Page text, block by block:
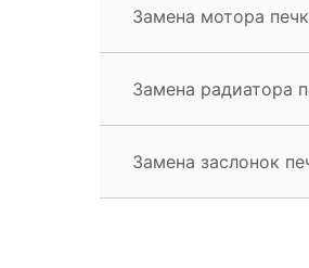
Замена мотора
Замена радиатора
Замена заслонок